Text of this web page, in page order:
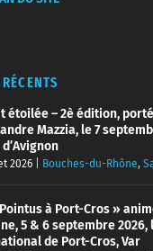
étoilée – 2è édition,
Mazzia, le 7
d’Avignon
2026 Bouches-du-Rhône,
à Port-Cros »
5 & 6 septembre 2026,
de Port-Cros, Var